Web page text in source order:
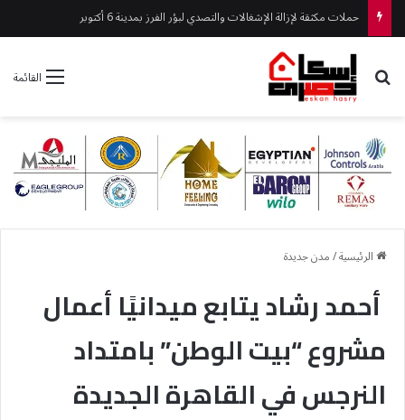
حملات مكثقة لإزالة الإشغالات والتصدي لبؤر الفرز بمدينة 6 أكتوبر
القائمة بحث عن
الرئيسية/مدن جديدة
أحمد رشاد يتابع ميدانيًا أعمال
مشروع “بيت الوطن” بامتداد
النرجس في القاهرة الجديدة